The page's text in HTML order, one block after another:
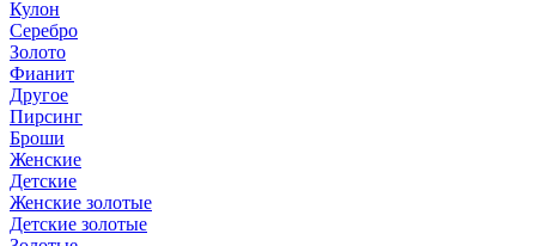
Кулон
Серебро
Золото
Фианит
Другое
Пирсинг
Броши
Женские
Детские
Женские золотые
Детские золотые